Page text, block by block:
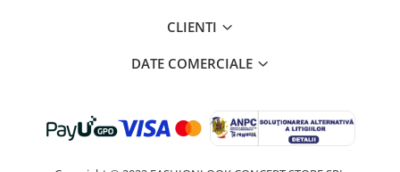
CLIENTI
DATE COMERCIALE